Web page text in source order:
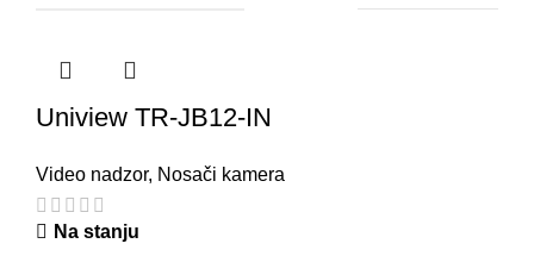
Uniview TR-JB12-IN
Video nadzor, Nosači kamera
Na stanju